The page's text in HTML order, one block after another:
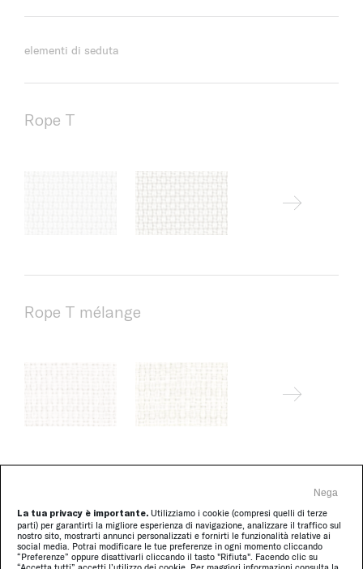
La tua privacy è importante. Utilizziamo i cookie (compresi quelli di terze
parti) per garantirti la migliore esperienza di navigazione, analizzare il traffico sul
nostro sito, mostrarti annunci personalizzati e fornirti le funzionalità relative ai
social media. Potrai modificare le tue preferenze in ogni momento cliccando
“Preferenze” oppure disattivarli cliccando il tasto "Rifiuta". Facendo clic su
“Accetta tutti” accetti l’utilizzo dei cookie. Per maggiori informazioni consulta la
Nega
elementi di seduta
Rope T
Rope T mélange